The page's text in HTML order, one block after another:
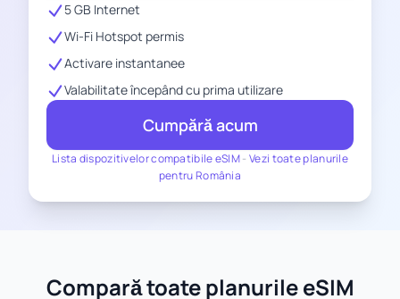
Lista dispozitivelor compatibile eSIM- Vezi toate planurile
pentru România
5 GB Internet
Wi-Fi Hotspot permis
Activare instantanee
Valabilitate începând cu prima utilizare
Cumpără acum
Compară toate planurile eSIM